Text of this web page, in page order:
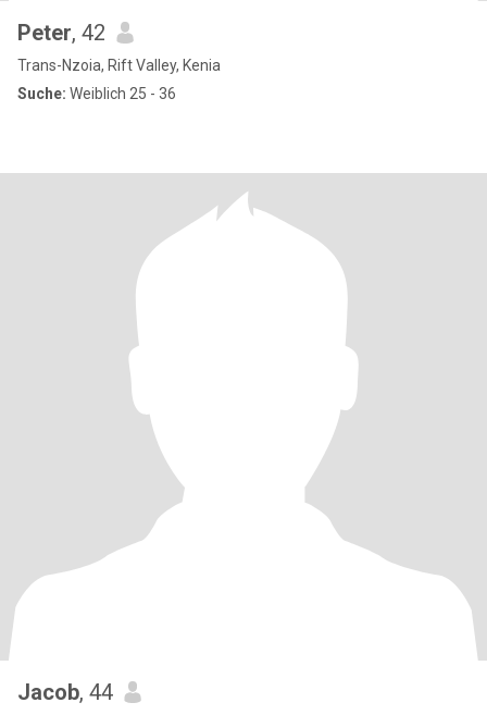
Peter, 42
Trans-Nzoia, Rift Valley, Kenia
Suche: Weiblich 25 - 36
Jacob, 44